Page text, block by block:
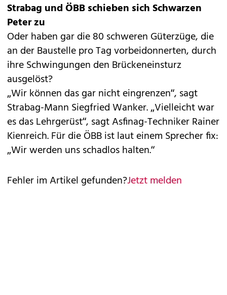
Strabag und ÖBB schieben sich Schwarzen
Peter zu
Oder haben gar die 80 schweren Güterzüge, die
an der Baustelle pro Tag vorbeidonnerten, durch
ihre Schwingungen den Brückeneinsturz
ausgelöst?
„Wir können das gar nicht eingrenzen“, sagt
Strabag-Mann Siegfried Wanker. „Vielleicht war
es das Lehrgerüst“, sagt Asfinag-Techniker Rainer
Kienreich. Für die ÖBB ist laut einem Sprecher fix:
„Wir werden uns schadlos halten.“
Fehler im Artikel gefunden?Jetzt melden